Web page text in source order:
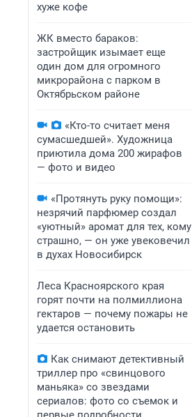
хуже кофе
ЖК вместо бараков:
застройщик изымает еще
один дом для огромного
микрорайона с парком в
Октябрьском районе
«Кто-то считает меня
сумасшедшей». Художница
приютила дома 200 жирафов
— фото и видео
«Протянуть руку помощи»:
незрячий парфюмер создал
«уютный» аромат для тех, кому
страшно, — он уже увековечил
в духах Новосибирск
Леса Красноярского края
горят почти на полмиллиона
гектаров — почему пожары не
удается остановить
Как снимают детективный
триллер про «свинцового
маньяка» со звездами
сериалов: фото со съемок и